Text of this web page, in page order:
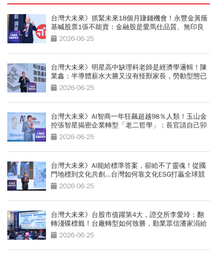
台灣大未來》抓緊未來18個月賺錢機會！永豐金黃蔭
基喊股票1張不能賣：金融股是愛馬仕品質、無印良
品價格
2026-06-25
台灣大未來》明星高中缺理科老師是經濟學邏輯！陳
業鑫：半導體薪水大勝又沒有怪獸家長，勞動型態已
轉變2026-06-25
台灣大未來》AI智商一年狂飆超越98％人類！玉山金
控張智星揭密企業轉型「老二哲學」：長官請自己卯
下去玩AI
2026-06-25
台灣大未來》AI能給標準答案，卻給不了靈魂！從國
門地標到文化共創...台灣如何靠文化ESG打贏全球競
爭？2026-06-25
台灣大未來》台股市值躍第4大，證交所李愛玲：翻
轉淺碟標籤！台廠轉型如何致勝，勤業眾信潘家涓給
3策略2026-06-25